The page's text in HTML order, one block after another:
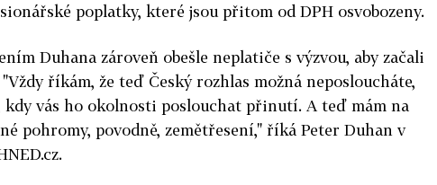
poplatky, které jsou přitom od DPH osvobozeny.
Duhana zároveň obešle neplatiče s výzvou, aby začali
říkám, že teď Český rozhlas možná neposloucháte,
kdy vás ho okolnosti poslouchat přinutí. A teď mám na
pohromy, povodně, zemětřesení," říká Peter Duhan v